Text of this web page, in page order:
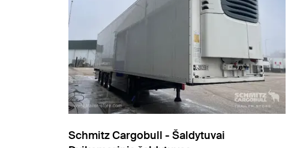
Schmitz Cargobull - Šaldytuvai